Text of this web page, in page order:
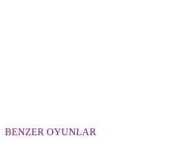
BENZER OYUNLAR